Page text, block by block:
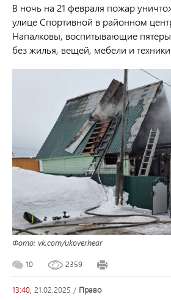
В ночь на 21 февраля пожар
улице Спортивной в районном
Напалковы, воспитывающие
без жилья, вещей, мебели и
Фото: vk.com/ukoverhear
10 2359
13:40, 21.02.2025 / право